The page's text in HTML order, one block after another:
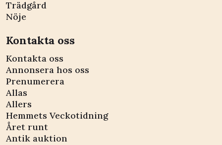
Trädgård
Nöje
Kontakta oss
Kontakta oss
Annonsera hos oss
Prenumerera
Allas
Allers
Hemmets Veckotidning
Året runt
Antik auktion